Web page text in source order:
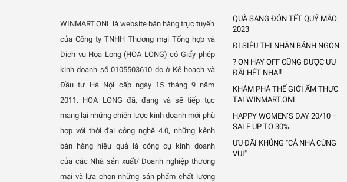
WINMART.ONL là website bán hàng trực tuyến
của Công ty TNHH Thương mại Tổng hợp và
Dịch vụ Hoa Long (HOA LONG) có Giấy phép
kinh doanh số 0105503610 do ở Kế hoạch và
Đầu tư Hà Nội cấp ngày 15 tháng 9 năm
2011. HOA LONG đã, đang và sẽ tiếp tục
mang lại những chiến lược kinh doanh mới phù
hợp với thời đại công nghệ 4.0, những kênh
bán hàng hiệu quả là công cụ kinh doanh
của các Nhà sản xuất/ Doanh nghiệp thương
mại và lựa chọn những sản phẩm chất lượng
QUÀ SANG ĐÓN TẾT QUÝ MÃO
2023
ĐI SIÊU THỊ NHẬN BÁNH NGON
? ON HAY OFF CŨNG ĐƯỢC ƯU
ĐÃI HẾT NHA‼
KHÁM PHÁ THẾ GIỚI ẨM THỰC
TẠI WINMART.ONL
HAPPY WOMEN’S DAY 20/10 –
SALE UP TO 30%
ƯU ĐÃI KHỦNG "CẢ NHÀ CÙNG
VUI"